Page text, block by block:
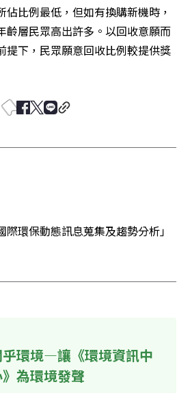
佔比例最低，但如有換購新機時，
齡層民眾高出許多。以回收意願而
提下，民眾願意回收比例較提供獎
環保動態訊息蒐集及趨勢分析」
環境—讓《環境資訊中
為環境發聲